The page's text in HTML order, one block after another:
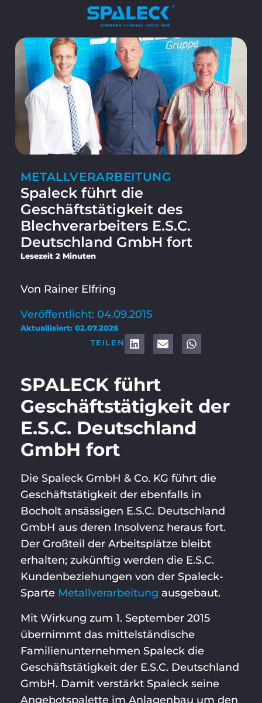
METALLVERARBEITUNG
Spaleck führt die
Geschäftstätigkeit des
Blechverarbeiters E.S.C.
Deutschland GmbH fort
Lesezeit 2 Minuten
Von Rainer Elfring
Veröffentlicht: 04.09.2015
Aktuallisiert: 02.07.2026
TEILEN
SPALECK führt
Geschäftstätigkeit der
E.S.C. Deutschland
GmbH fort
Die Spaleck GmbH & Co. KG führt die
Geschäftstätigkeit der ebenfalls in
Bocholt ansässigen E.S.C. Deutschland
GmbH aus deren Insolvenz heraus fort.
Der Großteil der Arbeitsplätze bleibt
erhalten; zukünftig werden die E.S.C.
Kundenbeziehungen von der Spaleck-
Sparte Metallverarbeitung ausgebaut.
Mit Wirkung zum 1. September 2015
übernimmt das mittelständische
Familienunternehmen Spaleck die
Geschäftstätigkeit der E.S.C. Deutschland
GmbH. Damit verstärkt Spaleck seine
Angebotspalette im Anlagenbau um den